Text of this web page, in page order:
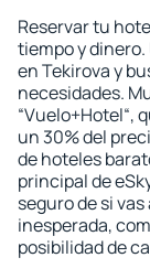
Reservar tu
tiempo y
en Tekirova y
necesidades.
“Vuelo+Hotel“,
un 30% del
de hoteles
principal de
seguro de si
inesperada,
posibilidad de